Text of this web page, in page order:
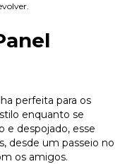
perfeita para os
enquanto se
e despojado, esse
desde um passeio no
os amigos.